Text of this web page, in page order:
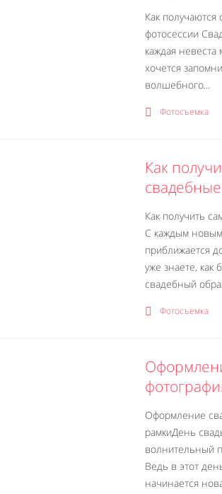
Как
фотосессии
каждая
хочется
волшебного...
Фотосъемка
Как
Как получить
С каждым
приближается
уже знаете, как
свадебный
Фотосъемка
Оформление
рамкиДень
волнительный
Ведь в этот
начинается